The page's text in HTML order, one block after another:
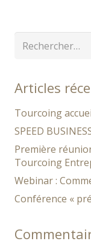
Rechercher :
Articles
Tourcoing
SPEED
Première
Tourcoing
Webinar :
Conférence «